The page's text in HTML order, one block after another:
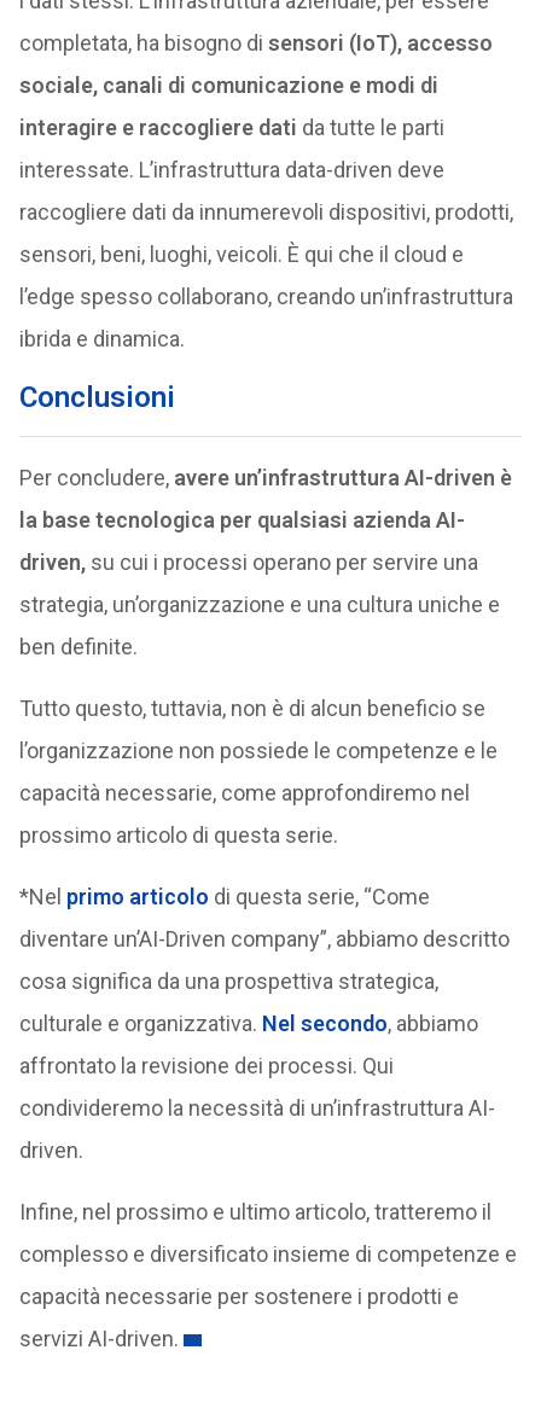
completata, ha bisogno di sensori (IoT), accesso
sociale, canali di comunicazione e modi di
interagire e raccogliere dati da tutte le parti
interessate. L’infrastruttura data-driven deve
raccogliere dati da innumerevoli dispositivi, prodotti,
sensori, beni, luoghi, veicoli. È qui che il cloud e
l’edge spesso collaborano, creando un’infrastruttura
ibrida e dinamica.
Conclusioni
Per concludere, avere un’infrastruttura AI-driven è
la base tecnologica per qualsiasi azienda AI-
driven,su cui i processi operano per servire una
strategia, un’organizzazione e una cultura uniche e
ben definite.
Tutto questo, tuttavia, non è di alcun beneficio se
l’organizzazione non possiede le competenze e le
capacità necessarie, come approfondiremo nel
prossimo articolo di questa serie.
*Nel primo articolo di questa serie, “Come
diventare un’AI-Driven company”, abbiamo descritto
cosa significa da una prospettiva strategica,
culturale e organizzativa. Nel secondo, abbiamo
affrontato la revisione dei processi. Qui
condivideremo la necessità di un’infrastruttura AI-
driven.
Infine, nel prossimo e ultimo articolo, tratteremo il
complesso e diversificato insieme di competenze e
capacità necessarie per sostenere i prodotti e
servizi AI-driven.